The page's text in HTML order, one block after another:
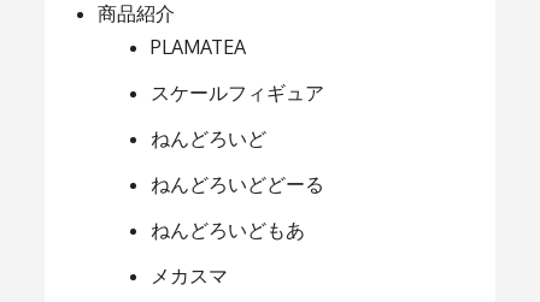
商品紹介
PLAMATEA
スケールフィギュア
ねんどろいど
ねんどろいどどーる
ねんどろいどもあ
メカスマ